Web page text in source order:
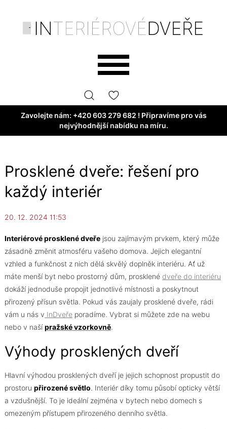
Zavolejte nám: +420 603 279 682 ! Připravíme pro vás
nejvýhodnější nabídku na míru.
Prosklené dveře: řešení pro
každý interiér
20. 12. 2024 11:53
Interiérové prosklené dveřejsou zajímavým prvkem, který může
zásadně změnit atmosféru vašeho domova. Jejich elegantní
vzhled a funkčnost z nich dělá skvělý doplněk interiéru. Ať už
máte menší byt nebo prostorný dům, prosklené dveře do interiéru
dokáží jednoduše propojit jednotlivé místnosti a poskytnout
přirozený přísun světla. Pokud vás zaujaly prosklené dveře, rádi
vám u nás v InDveřeporadíme. Vybrat si můžete zde na webu
nebo v našípražské vzorkovně.
Výhody prosklených dveří
Hlavní výhodou prosklených dveří je jejich schopnost propustit do
prostoru přirozené světlo. Interiér díky tomu působí opticky větší
a vzdušnější. To je ideální zejména v bytech nebo domech s
omezeným přístupem přirozeného denního světla.